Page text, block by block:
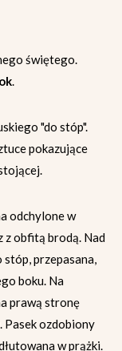
świętego.
.
"do stóp".
pokazujące
odchylone w
z obfitą brodą. Nad
stóp, przepasana,
boku. Na
prawą stronę
Pasek ozdobiony
w prążki.